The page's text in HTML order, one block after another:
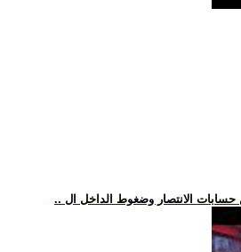
حسابات الانتصار وضغوط الداخل ال